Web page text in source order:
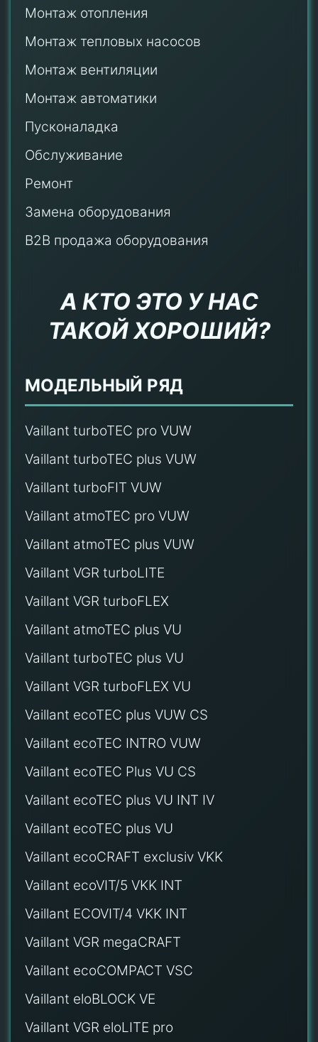
Монтаж отопления
Монтаж тепловых насосов
Монтаж вентиляции
Монтаж автоматики
Пусконаладка
Обслуживание
Ремонт
Замена оборудования
B2B продажа оборудования
А КТО ЭТО У НАС
ТАКОЙ ХОРОШИЙ?
МОДЕЛЬНЫЙ РЯД
Vaillant turboTEC pro VUW
Vaillant turboTEC plus VUW
Vaillant turboFIT VUW
Vaillant atmoTEC pro VUW
Vaillant atmoTEC plus VUW
Vaillant VGR turboLITE
Vaillant VGR turboFLEX
Vaillant atmoTEC plus VU
Vaillant turboTEC plus VU
Vaillant VGR turboFLEX VU
Vaillant ecoTEC plus VUW CS
Vaillant ecoTEC INTRO VUW
Vaillant ecoTEC Plus VU CS
Vaillant ecoTEC plus VU INT IV
Vaillant ecoTEC plus VU
Vaillant ecoCRAFT exclusiv VKK
Vaillant ecoVIT/5 VKK INT
Vaillant ECOVIT/4 VKK INT
Vaillant VGR megaCRAFT
Vaillant ecoCOMPACT VSC
Vaillant eloBLOCK VE
Vaillant VGR eloLITE pro